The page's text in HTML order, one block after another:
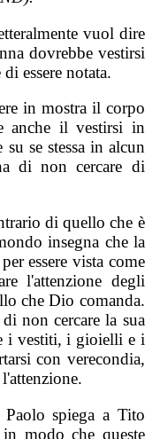
vuol dire
dovrebbe vestirsi
essere notata.
in mostra il corpo
anche il vestirsi in
se stessa in alcun
di non cercare di
di quello che è
insegna che la
essere vista come
l'attenzione degli
che Dio comanda.
non cercare la sua
i vestiti, i gioielli e i
con verecondia,
spiega a Tito
modo che queste